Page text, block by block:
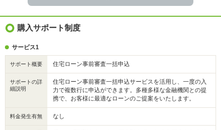
購入サポート制度
サービス1
サポート概要 住宅ローン事前審査一括申込
サポートの詳
細説明
住宅ローン事前審査一括申込サービスを活用し、一度の入
力で複数行に申込ができます。多種多様な金融機関との提
携で、お客様に最適なローンのご提案をいたします。
料金発生有無 なし